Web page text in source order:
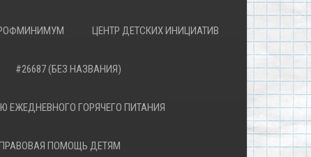
ЦЕНТР ДЕТСКИХ ИНИЦИАТИВ
#26687 (БЕЗ НАЗВАНИЯ)
ЕЖЕДНЕВНОГО ГОРЯЧЕГО ПИТАНИЯ
ПОМОЩЬ ДЕТЯМ